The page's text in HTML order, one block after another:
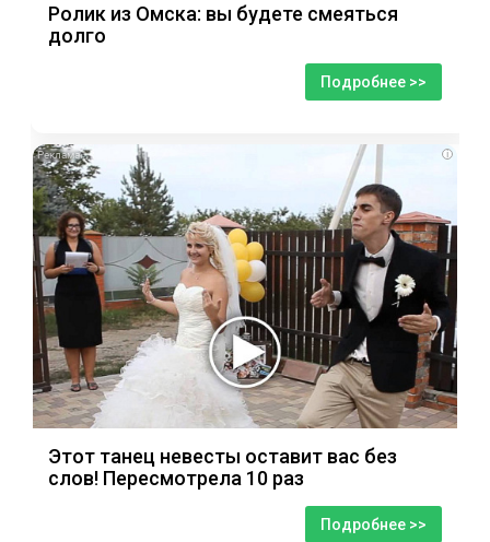
Ролик из Омска: вы будете смеяться
долго
Подробнее >>
i
Этот танец невесты оставит вас без
слов! Пересмотрела 10 раз
Подробнее >>